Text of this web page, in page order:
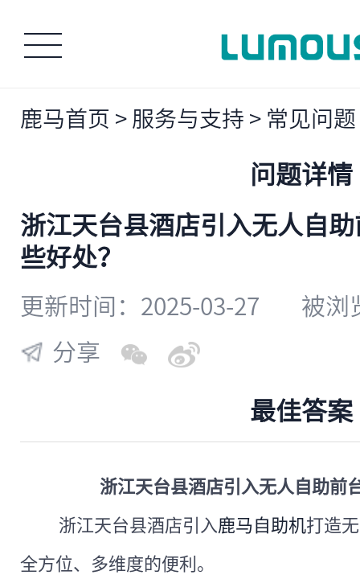
鹿马首页 > 服务与支持 > 常见问题
问题详情
浙江天台县酒店引入无人自
些好处？
更新时间：2025-03-27
被浏
分享
最佳答案
浙江天台县酒店引入无人自助前
浙江天台县酒店引入鹿马自助机打造
全方位、多维度的便利。